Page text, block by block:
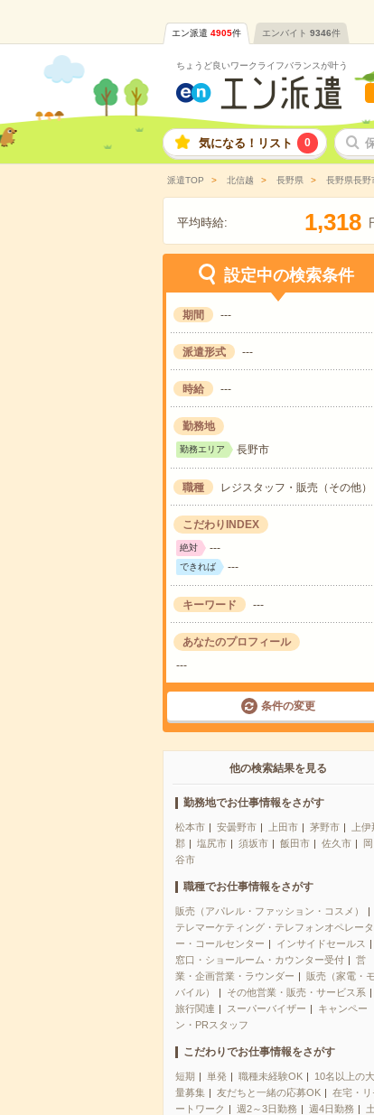
エン派遣 4905件 エンバイト 9346件
ちょうど良いワークライフバランスが叶う
気になる！リスト 0
派遣TOP 北信越 長野県 長野県長野
平均時給: 1,318
設定中の検索条件
期間 ---
派遣形式 ---
時給 ---
勤務地
勤務エリア 長野市
職種 レジスタッフ・販売（その他）
こだわりINDEX
絶対 ---
できれば ---
キーワード ---
あなたのプロフィール
---
条件の変更
他の検索結果を見る
勤務地でお仕事情報をさがす
松本市 安曇野市 上田市 茅野市
上
郡
塩尻市 須坂市 飯田市 佐久市
岡
谷市
職種でお仕事情報をさがす
販売（アパレル・ファッション・コスメ）
テレマーケティング・テレフォンオペレータ
ー・コールセンター
インサイドセールス
窓口・ショールーム・カウンター受付
営
業・企画営業・ラウンダー
販売（家電・モ
バイル）
その他営業・販売・サービス系
旅行関連
スーパーバイザー
キャンペー
ン・PRスタッフ
こだわりでお仕事情報をさがす
短期 単発 職種未経験OK
10名以上の大
量募集
友だちと一緒の応募OK
在宅・リ
ートワーク
週2～3日勤務 週4日勤務
土